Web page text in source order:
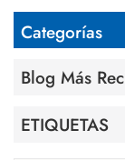
Categorías
Blog Más
ETIQUETAS